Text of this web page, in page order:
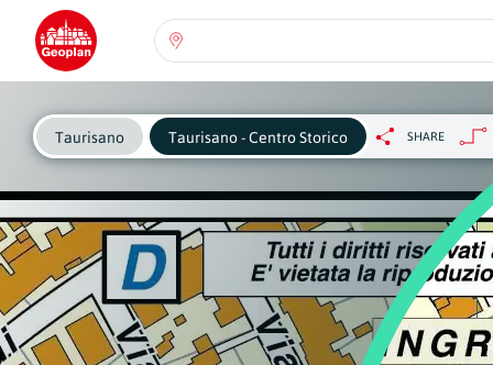
Abruzzo
Regione
Regione
Calabria
Regione
Campania
Regione
Taurisano Taurisano - Centro Storico SHAREPer
che